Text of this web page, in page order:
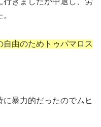
由のためトゥパマロス
に暴力的だったのでムヒ